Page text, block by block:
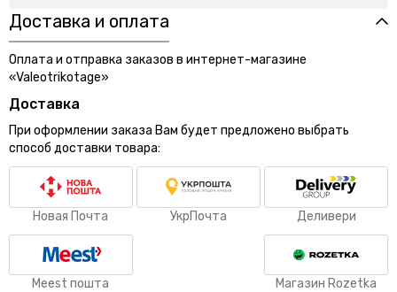
Доставка и оплата
Оплата и отправка заказов в интернет-магазине
«Valeotrikotage»
Доставка
При оформлении заказа Вам будет предложено выбрать
способ доставки товара:
Новая Почта УкрПочта Деливери
Meest пошта Магазин Rozetka